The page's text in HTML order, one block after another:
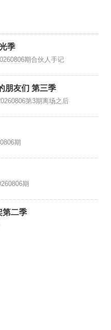
季
期合伙人手记
朋友们 第三季
第3期离场之后
期
期
第二季